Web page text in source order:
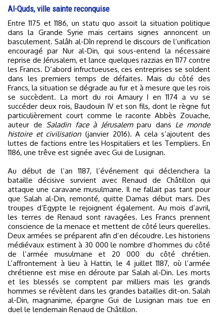
Al-Quds, ville sainte reconquise
Entre 1175 et 1186, un statu quo assoit la situation politique
dans la Grande Syrie mais certains signes annoncent un
basculement. Salâh al-Dîn reprend le discours de l’unification
encouragé par Nur al-Din, qui sous-entend la nécessaire
reprise de Jérusalem, et lance quelques razzias en 1177 contre
les Francs. D’abord infructueuses, ces entreprises se soldent
dans les premiers temps de défaites. Mais du côté des
Francs, la situation se dégrade au fur et à mesure que les rois
se succèdent. La mort du roi Amaury I en 1174 a vu se
succéder deux rois, Baudouin IV et son fils, dont le règne fut
particulièrement court comme le raconte Abbès Zouache,
auteur de Saladin face à Jérusalemparu dans Le monde
histoire et civilisation (janvier 2016). A cela s’ajoutent des
luttes de factions entre les Hospitaliers et les Templiers. En
1186, une trêve est signée avec Gui de Lusignan.
Au début de l’an 1187, l’événement qui déclenchera la
bataille décisive survient avec Renaud de Châtillon qui
attaque une caravane musulmane. Il ne fallait pas tant pour
que Salah al-Din, remonté, quitte Damas début mars. Des
troupes d’Egypte le rejoignent également. Au mois d’avril,
les terres de Renaud sont ravagées. Les Francs prennent
conscience de la menace et mettent de côté leurs querelles.
Deux armées se préparent afin d’en découdre. Les historiens
médiévaux estiment à 30 000 le nombre d’hommes du côté
de l’armée musulmane et 20 000 du côté chrétien.
L’affrontement à lieu à Hattin, le 4 juillet 1187, où l’armée
chrétienne est mise en déroute par Salah al-Din. Les morts
et les blessés se comptent par milliers mais les grands
hommes se révèlent dans les grandes batailles dit-on. Salah
al-Din, magnanime, épargne Gui de Lusignan mais tue en
duel le lendemain Renaud de Châtillon.